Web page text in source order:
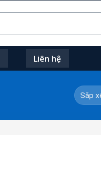
Liên hệ